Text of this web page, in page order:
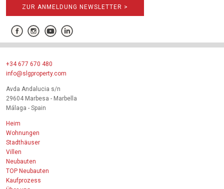
ZUR ANMELDUNG NEWSLETTER >
+34 677 670 480
info@slgproperty.com
Avda Andalucia s/n
29604 Marbesa - Marbella
Málaga - Spain
Heim
Wohnungen
Stadthäuser
Villen
Neubauten
TOP Neubauten
Kaufprozess